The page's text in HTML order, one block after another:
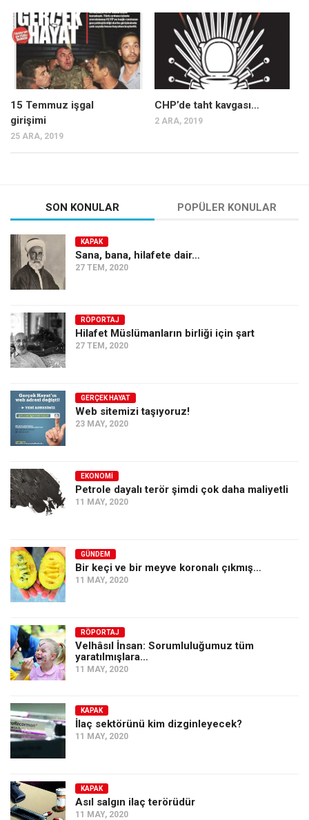
15 Temmuz işgal
girişimi
25 ARA, 2019
CHP’de taht kavgası…
2 ARA, 2019
SON KONULAR POPÜLER KONULAR
KAPAK
Sana, bana, hilafete dair…
27 TEM, 2020
RÖPORTAJ
Hilafet Müslümanların birliği için şart
27 TEM, 2020
GERÇEK HAYAT
Web sitemizi taşıyoruz!
23 MAY, 2020
EKONOMI
Petrole dayalı terör şimdi çok daha maliyetli
11 MAY, 2020
GÜNDEM
Bir keçi ve bir meyve koronalı çıkmış…
11 MAY, 2020
RÖPORTAJ
Velhâsıl İnsan: Sorumluluğumuz tüm
yaratılmışlara…
11 MAY, 2020
KAPAK
İlaç sektörünü kim dizginleyecek?
11 MAY, 2020
KAPAK
Asıl salgın ilaç terörüdür
11 MAY, 2020